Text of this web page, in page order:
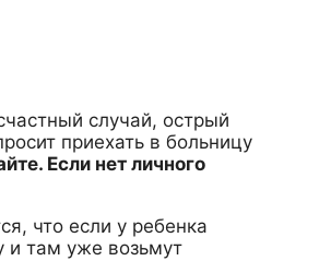
случай, острый
приехать в больницу
Если нет личного
что если у ребенка
и там уже возьмут